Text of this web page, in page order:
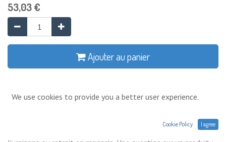
53,03€
Ajouter au panier
Prix exprimés Hors TVA. Expéditions,
We use cookies to provide you a better user experience.
Cookie Policy I agree